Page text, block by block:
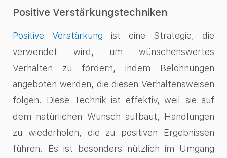
Positive Verstärkungstechniken
Positive Verstärkung ist eine Strategie, die
verwendet wird, um wünschenswertes
Verhalten zu fördern, indem Belohnungen
angeboten werden, die diesen Verhaltensweisen
folgen. Diese Technik ist effektiv, weil sie auf
dem natürlichen Wunsch aufbaut, Handlungen
zu wiederholen, die zu positiven Ergebnissen
führen. Es ist besonders nützlich im Umgang